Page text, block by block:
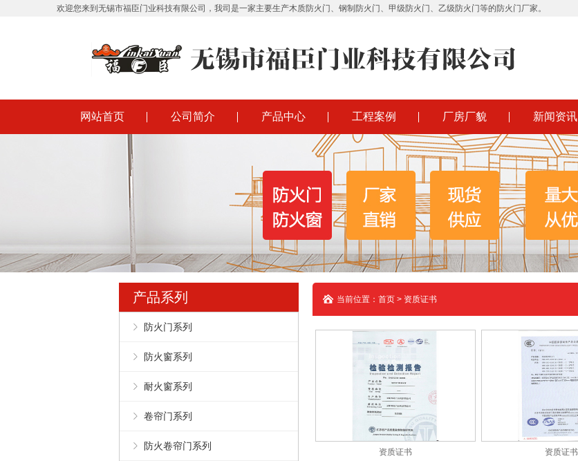
欢迎您来到无锡市福臣门业科技有限公司，我司是一家主要生产木质防火门、钢制防火门、甲级防火门、乙级防火门等的防火门厂家。
网站首页 公司简介 产品中心 工程案例 厂房厂貌 新闻资讯
产品系列
防火门系列
防火窗系列
耐火窗系列
卷帘门系列
防火卷帘门系列
当前位置：首页 > 资质证书
资质证书 资质证书